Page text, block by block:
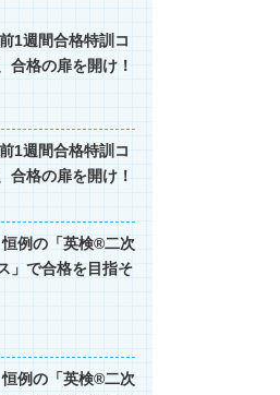
1週間合格特訓コ
合格の扉を開け！
1週間合格特訓コ
合格の扉を開け！
例の「英検®二次
」で合格を目指そ
例の「英検®二次